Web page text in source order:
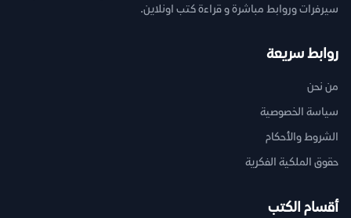
سيرفرات وروابط مباشرة و قراءة كتب اونلاين.
روابط سريعة
من نحن
سياسة الخصوصية
الشروط والأحكام
حقوق الملكية الفكرية
أقسام الكتب